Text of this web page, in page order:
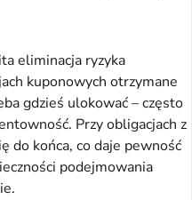
eliminacja ryzyka
kuponowych otrzymane
gdzieś ulokować – często
Przy obligacjach z
do końca, co daje pewność
podejmowania